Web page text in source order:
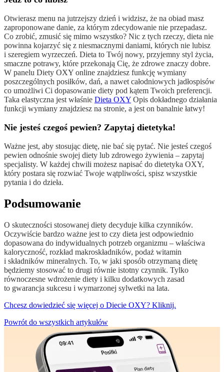
Otwierasz menu na jutrzejszy dzień i widzisz, że na obiad masz
zaproponowane danie, za którym zdecydowanie nie przepadasz.
Co zrobić, zmusić się mimo wszystko? Nic z tych rzeczy, dieta nie
powinna kojarzyć się z niesmacznymi daniami, których nie lubisz
i szeregiem wyrzeczeń. Dieta to Twój nowy, przyjemny styl życia,
smaczne potrawy, które przekonają Cię, że zdrowe znaczy dobre.
W panelu Diety OXY online znajdziesz funkcję wymiany
poszczególnych posiłków, dań, a nawet całodniowych jadłospisów
co umożliwi Ci dopasowanie diety pod kątem Twoich preferencji.
Taka elastyczna jest właśnie Dieta OXY Opis dokładnego działania
funkcji wymiany znajdziesz na stronie, a jest on banalnie łatwy!
Nie jesteś czegoś pewien? Zapytaj dietetyka!
Ważne jest, aby stosując dietę, nie bać się pytać. Nie jesteś czegoś
pewien odnośnie swojej diety lub zdrowego żywienia – zapytaj
specjalisty. W każdej chwili możesz napisać do dietetyka OXY,
który postara się rozwiać Twoje wątpliwości, spisz wszystkie
pytania i do dzieła.
Podsumowanie
O skuteczności stosowanej diety decyduje kilka czynników.
Oczywiście bardzo ważne jest to czy dieta jest odpowiednio
dopasowana do indywidualnych potrzeb organizmu – właściwa
kaloryczność, rozkład makroskładników, podaż witamin
i składników mineralnych. To, w jaki sposób otrzymaną dietę
będziemy stosować to drugi równie istotny czynnik. Tylko
równoczesne wdrożenie diety i kilku dodatkowych zasad
to gwarancja sukcesu i wymarzonej sylwetki na lata.
Chcesz dowiedzieć się więcej o Diecie OXY? Kliknij.
Powrót do wszystkich artykułów